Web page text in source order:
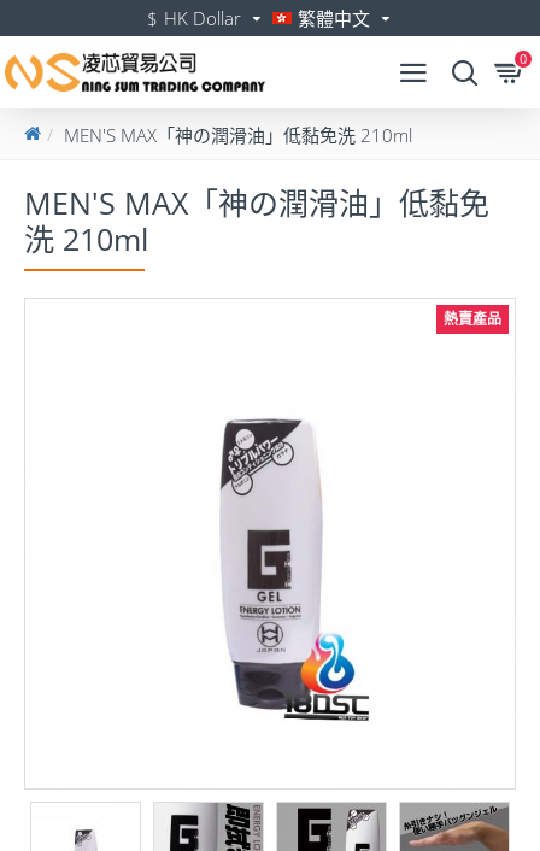
$ HK Dollar 繁體中文
0
MEN'S MAX「神の潤滑油」低黏免洗 210ml
MEN'S MAX「神の潤滑油」低黏免
洗 210ml
熱賣產品